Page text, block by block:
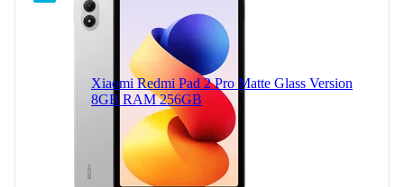
Xiaomi Redmi Pad 2 Pro Matte Glass Version
8GB RAM 256GB